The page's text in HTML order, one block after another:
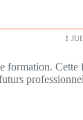
1
formation. Cette